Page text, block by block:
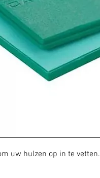
uw hulzen op in te vetten.